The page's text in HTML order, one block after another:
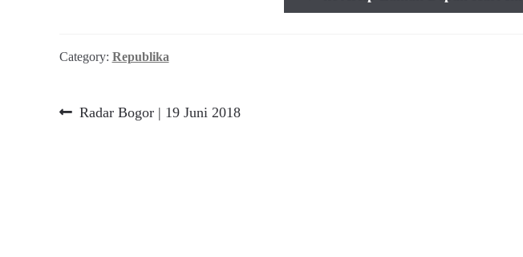
Category: Republika
Navigasi
Previous
Radar Bogor | 19 Juni 2018